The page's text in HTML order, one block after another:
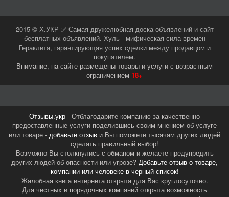
2015 © Х.УКР ✅ Самая дружелюбная доска объявлений и сайт
бесплатных объявлений. Хуль - мифическая сила времен
Гераклита, гарантирующая успех сделки между продавцом и
покупателем.
Внимание, на сайте размещены товары и услуги с возрастным
ограничением 18+
Отзывы.укр - Отблагодарите компанию за качественно
предоставленные услуги поделившись своим мнением об услуге
или товаре - добавьте отзыв и Вы поможете тысячам других людей
сделать правильный выбор!
Возможно Вы столкнулись с обманом и желаете предупредить
других людей об опасности или угрозе? Добавьте отзыв о товаре,
компании или человеке в черный список!
Жалобная книга интернета открыта для Вас круглосуточно.
Для честных и порядочных компаний открыта возможность